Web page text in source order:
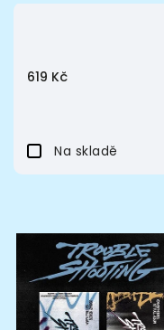
Abecedně
619 Kč
Na skladě